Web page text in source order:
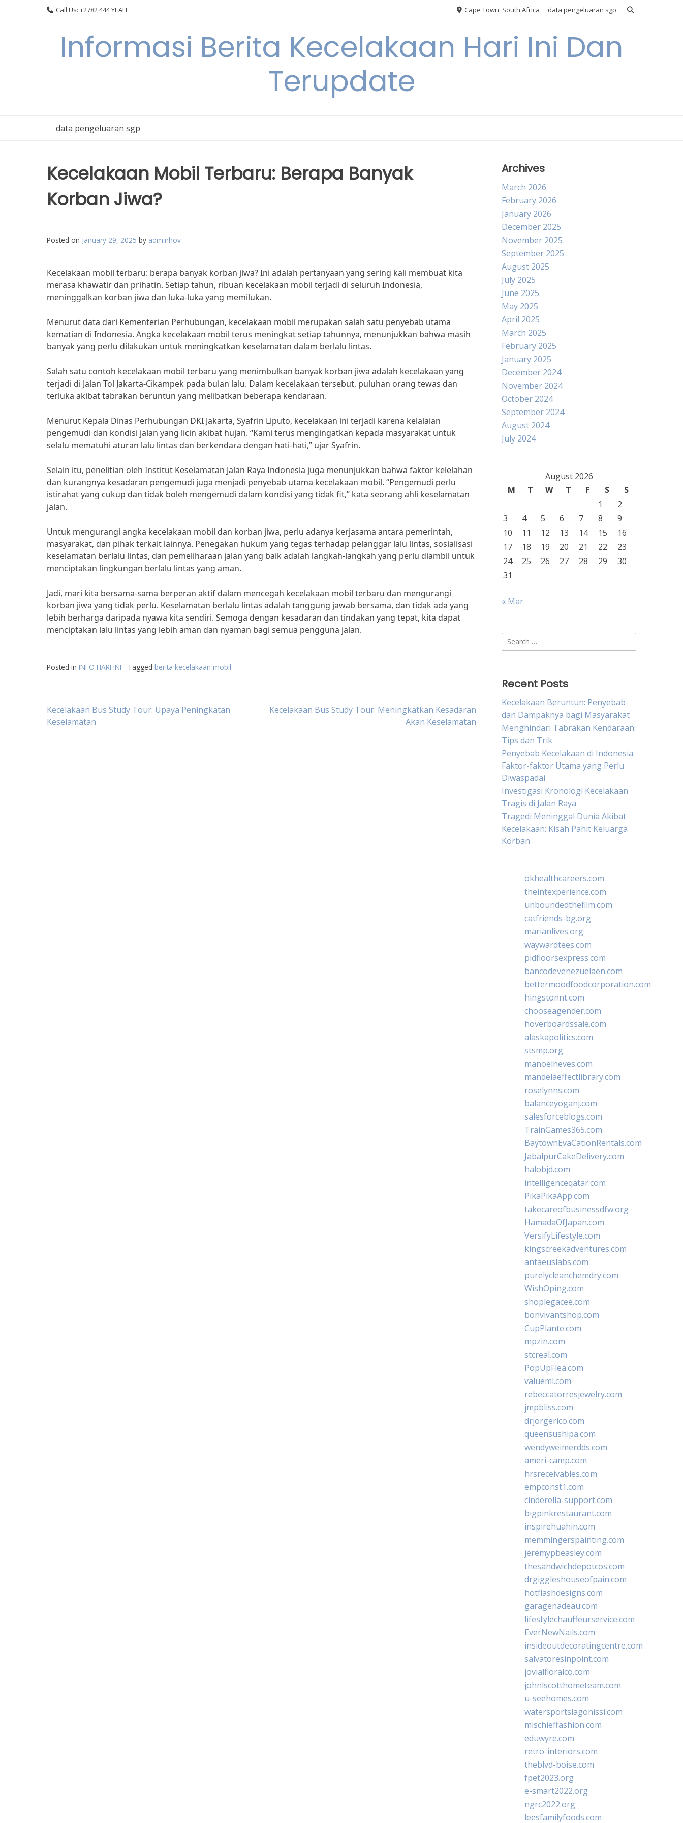
Call Us: +2782 444 YEAH Cape Town, South Africa data pengeluaran sgp
Informasi Berita Kecelakaan Hari Ini Dan
Terupdate
data pengeluaran sgp
Kecelakaan Mobil Terbaru: Berapa Banyak
Korban Jiwa?
Posted on January 29, 2025 by adminhov
Kecelakaan mobil terbaru: berapa banyak korban jiwa? Ini adalah pertanyaan yang sering kali membuat kita
merasa khawatir dan prihatin. Setiap tahun, ribuan kecelakaan mobil terjadi di seluruh Indonesia,
meninggalkan korban jiwa dan luka-luka yang memilukan.
Menurut data dari Kementerian Perhubungan, kecelakaan mobil merupakan salah satu penyebab utama
kematian di Indonesia. Angka kecelakaan mobil terus meningkat setiap tahunnya, menunjukkan bahwa masih
banyak yang perlu dilakukan untuk meningkatkan keselamatan dalam berlalu lintas.
Salah satu contoh kecelakaan mobil terbaru yang menimbulkan banyak korban jiwa adalah kecelakaan yang
terjadi di Jalan Tol Jakarta-Cikampek pada bulan lalu. Dalam kecelakaan tersebut, puluhan orang tewas dan
terluka akibat tabrakan beruntun yang melibatkan beberapa kendaraan.
Menurut Kepala Dinas Perhubungan DKI Jakarta, Syafrin Liputo, kecelakaan ini terjadi karena kelalaian
pengemudi dan kondisi jalan yang licin akibat hujan. “Kami terus mengingatkan kepada masyarakat untuk
selalu mematuhi aturan lalu lintas dan berkendara dengan hati-hati,” ujar Syafrin.
Selain itu, penelitian oleh Institut Keselamatan Jalan Raya Indonesia juga menunjukkan bahwa faktor kelelahan
dan kurangnya kesadaran pengemudi juga menjadi penyebab utama kecelakaan mobil. “Pengemudi perlu
istirahat yang cukup dan tidak boleh mengemudi dalam kondisi yang tidak fit,” kata seorang ahli keselamatan
jalan.
Untuk mengurangi angka kecelakaan mobil dan korban jiwa, perlu adanya kerjasama antara pemerintah,
masyarakat, dan pihak terkait lainnya. Penegakan hukum yang tegas terhadap pelanggar lalu lintas, sosialisasi
keselamatan berlalu lintas, dan pemeliharaan jalan yang baik adalah langkah-langkah yang perlu diambil untuk
menciptakan lingkungan berlalu lintas yang aman.
Jadi, mari kita bersama-sama berperan aktif dalam mencegah kecelakaan mobil terbaru dan mengurangi
korban jiwa yang tidak perlu. Keselamatan berlalu lintas adalah tanggung jawab bersama, dan tidak ada yang
lebih berharga daripada nyawa kita sendiri. Semoga dengan kesadaran dan tindakan yang tepat, kita dapat
menciptakan lalu lintas yang lebih aman dan nyaman bagi semua pengguna jalan.
Posted in INFO HARI INI Tagged berita kecelakaan mobil
Post
Kecelakaan Bus Study Tour: Upaya Peningkatan
Keselamatan
Kecelakaan Bus Study Tour: Meningkatkan Kesadaran
Akan Keselamatan
Archives
March 2026
February 2026
January 2026
December 2025
November 2025
September 2025
August 2025
July 2025
June 2025
May 2025
April 2025
March 2025
February 2025
January 2025
December 2024
November 2024
October 2024
September 2024
August 2024
July 2024
August 2026
M
T W T F S
S
1
2
3
4 5 6 7 8
9
10
11 12 13 14 15
16
17
18 19 20 21 22
23
24
25 26 27 28 29
30
31
« Mar
Search
for:
Recent Posts
Kecelakaan Beruntun: Penyebab
dan Dampaknya bagi Masyarakat
Menghindari Tabrakan Kendaraan:
Tips dan Trik
Penyebab Kecelakaan di Indonesia:
Faktor-faktor Utama yang Perlu
Diwaspadai
Investigasi Kronologi Kecelakaan
Tragis di Jalan Raya
Tragedi Meninggal Dunia Akibat
Kecelakaan: Kisah Pahit Keluarga
Korban
okhealthcareers.com
theintexperience.com
unboundedthefilm.com
catfriends-bg.org
marianlives.org
waywardtees.com
pidfloorsexpress.com
bancodevenezuelaen.com
bettermoodfoodcorporation.com
hingstonnt.com
chooseagender.com
hoverboardssale.com
alaskapolitics.com
stsmp.org
manoelneves.com
mandelaeffectlibrary.com
roselynns.com
balanceyoganj.com
salesforceblogs.com
TrainGames365.com
BaytownEvaCationRentals.com
JabalpurCakeDelivery.com
halobjd.com
intelligenceqatar.com
PikaPikaApp.com
takecareofbusinessdfw.org
HamadaOfJapan.com
VersifyLifestyle.com
kingscreekadventures.com
antaeuslabs.com
purelycleanchemdry.com
WishOping.com
shoplegacee.com
bonvivantshop.com
CupPlante.com
mpzin.com
stcreal.com
PopUpFlea.com
valueml.com
rebeccatorresjewelry.com
jmpbliss.com
drjorgerico.com
queensushipa.com
wendyweimerdds.com
ameri-camp.com
hrsreceivables.com
empconst1.com
cinderella-support.com
bigpinkrestaurant.com
inspirehuahin.com
memmingerspainting.com
jeremypbeasley.com
thesandwichdepotcos.com
drgiggleshouseofpain.com
hotflashdesigns.com
garagenadeau.com
lifestylechauffeurservice.com
EverNewNails.com
insideoutdecoratingcentre.com
salvatoresinpoint.com
jovialfloralco.com
johnlscotthometeam.com
u-seehomes.com
watersportslagonissi.com
mischieffashion.com
eduwyre.com
retro-interiors.com
theblvd-boise.com
fpet2023.org
e-smart2022.org
ngrc2022.org
leesfamilyfoods.com